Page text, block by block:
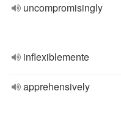
uncompromisingly
inflexiblemente
apprehensively